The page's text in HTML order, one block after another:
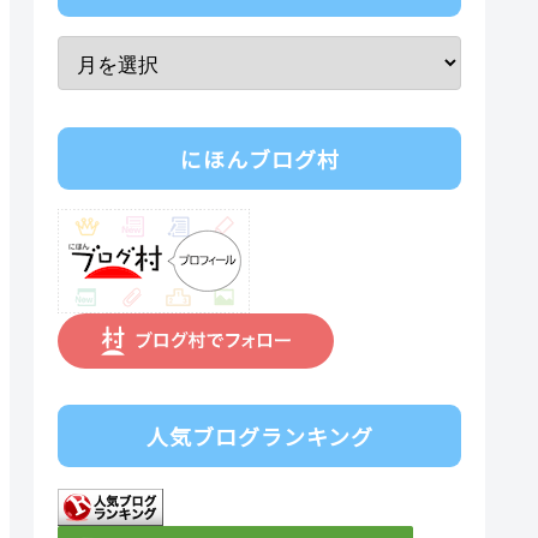
にほんブログ村
人気ブログランキング